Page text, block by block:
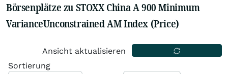
Börsenplätze zu STOXX China A 900 Minimum
VarianceUnconstrained AM Index (Price)
Ansicht aktualisieren
Sortierung